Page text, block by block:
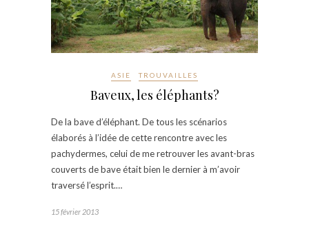
ASIE TROUVAILLES
Baveux, les éléphants?
De la bave d’éléphant. De tous les scénarios
élaborés à l’idée de cette rencontre avec les
pachydermes, celui de me retrouver les avant-bras
couverts de bave était bien le dernier à m’avoir
traversé l’esprit.…
15 février 2013